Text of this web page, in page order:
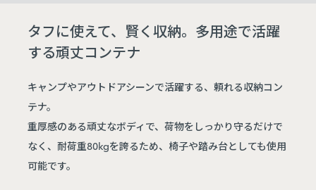
タフに使えて、賢く収納。多用途で活躍
する頑丈コンテナ
キャンプやアウトドアシーンで活躍する、頼れる収納コン
テナ。
重厚感のある頑丈なボディで、荷物をしっかり守るだけで
なく、耐荷重80kgを誇るため、椅子や踏み台としても使用
可能です。